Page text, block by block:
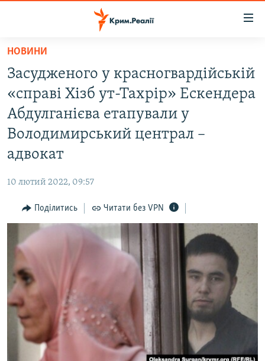
Перейти
основного
матеріалу
Перейти
до
основної
навігації
до
ВОДА.КРИМ
ВІДЕО ТА ФОТО
ПОЛІТИКА
БЛОГИ
ВСЕ ЗА ДЕНЬ
СПЕЦПРОЕКТИ
ДЕПОРТАЦІЯ
ВІДЕОУРОКИ «ELIFBE»
СВІДЧЕННЯ ОКУПАЦІЇ
УКРАЇНСЬКА ПРОБЛЕМА КРИМУ
ІНФОГРАФІКА
ЯК ОБІЙТИ БЛОКУВАННЯ
Русский
Qırımtatar
ДОЛУЧАЙСЯ!
НОВИНИ
Засудженого у красногвардійській
«справі Хізб ут-Тахрір» Ескендера
Абдулганієва етапували у
Володимирський централ –
адвокат
10 лютий 2022, 09:57
Поділитись Читати без VPN